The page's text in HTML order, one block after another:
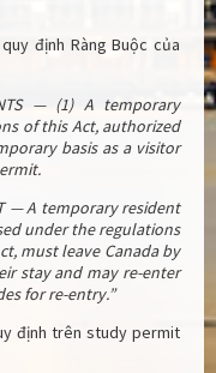
định Ràng Buộc của
— (1) A temporary
of this Act, authorized
basis as a visitor
— A temporary resident
under the regulations
must leave Canada by
stay and may re-enter
for re-entry.”
định trên study permit